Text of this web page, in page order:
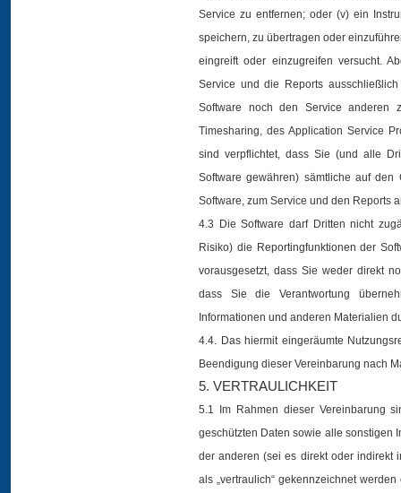
Service zu entfernen; oder (v) ein
speichern, zu übertragen oder
eingreift oder einzugreifen versucht.
Service und die Reports
Software noch den Service anderen
Timesharing, des Application Service
sind verpflichtet, dass Sie (und alle
Software gewähren) sämtliche auf
Software, zum Service und den Reports
4.3 Die Software darf Dritten nicht
Risiko) die Reportingfunktionen der
vorausgesetzt, dass Sie weder direkt
dass Sie die Verantwortung
Informationen und anderen Materialien
4.4. Das hiermit eingeräumte
Beendigung dieser Vereinbarung nach
5. VERTRAULICHKEIT
5.1 Im Rahmen dieser Vereinbarung
geschützten Daten sowie alle sonstigen
der anderen (sei es direkt oder indirekt
als „vertraulich“ gekennzeichnet